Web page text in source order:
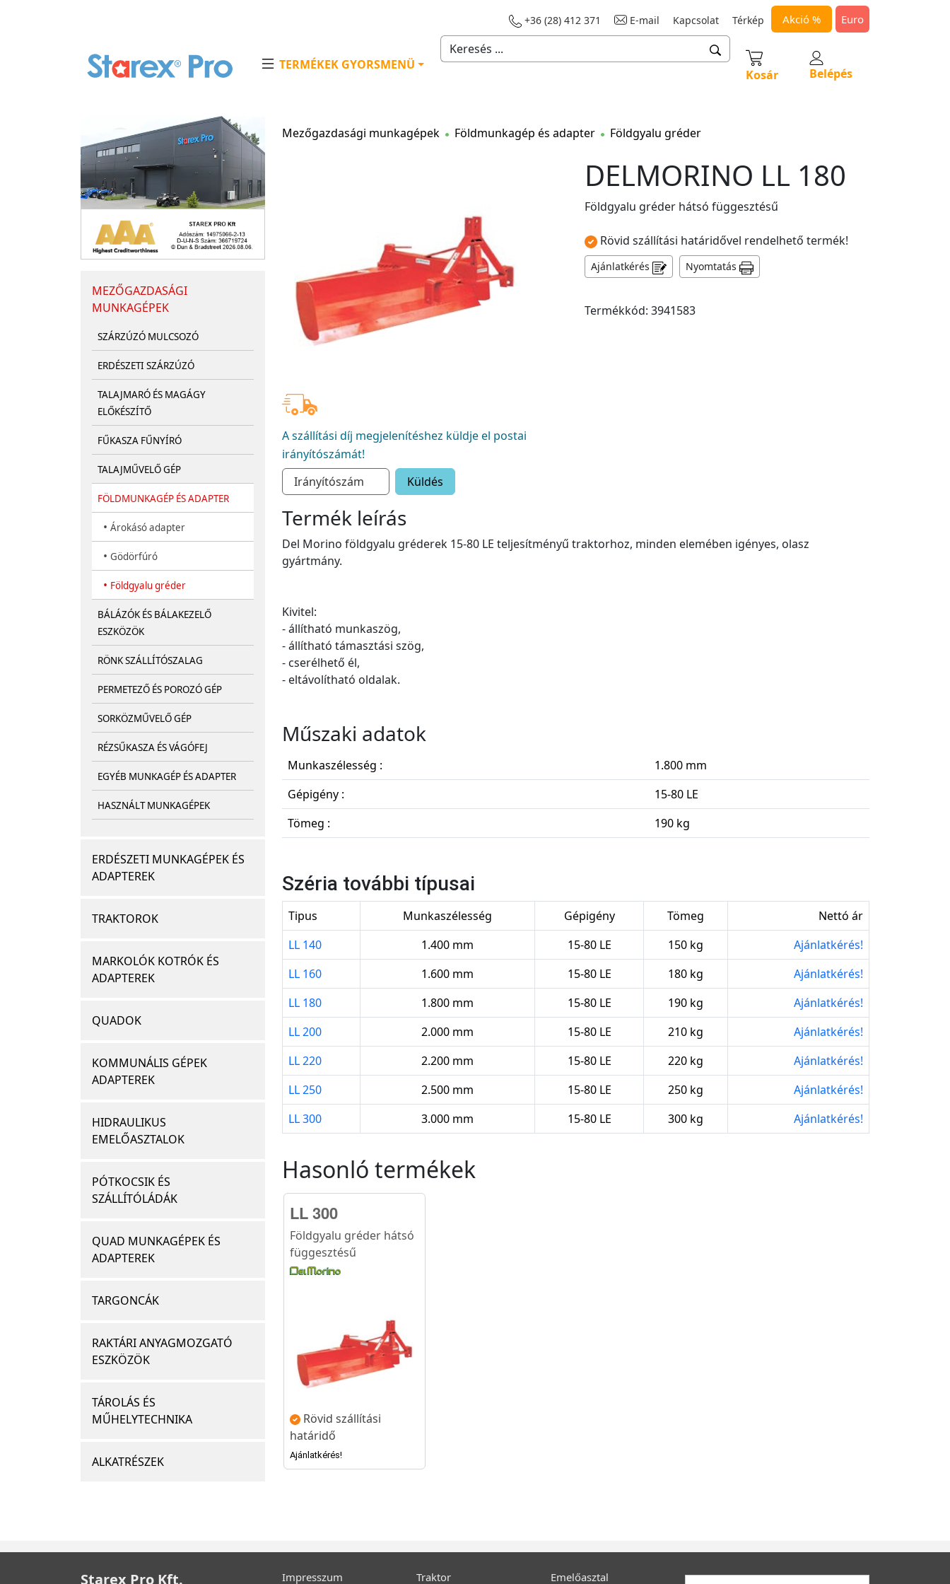
+36 (28) 412 371 E-mail Kapcsolat Térkép Akció % Euro
TERMÉKEK GYORSMENÜ
Kosár Belépés
MEZŐGAZDASÁGI
MUNKAGÉPEK
SZÁRZÚZÓ MULCSOZÓ
ERDÉSZETI SZÁRZÚZÓ
TALAJMARÓ ÉS MAGÁGY
ELŐKÉSZÍTŐ
FŰKASZA FŰNYÍRÓ
TALAJMŰVELŐ GÉP
FÖLDMUNKAGÉP ÉS ADAPTER
• Árokásó adapter
• Gödörfúró
• Földgyalu gréder
BÁLÁZÓK ÉS BÁLAKEZELŐ
ESZKÖZÖK
RÖNK SZÁLLÍTÓSZALAG
PERMETEZŐ ÉS POROZÓ GÉP
SORKÖZMŰVELŐ GÉP
RÉZSŰKASZA ÉS VÁGÓFEJ
EGYÉB MUNKAGÉP ÉS ADAPTER
HASZNÁLT MUNKAGÉPEK
ERDÉSZETI MUNKAGÉPEK ÉS
ADAPTEREK
TRAKTOROK
MARKOLÓK KOTRÓK ÉS
ADAPTEREK
QUADOK
KOMMUNÁLIS GÉPEK
ADAPTEREK
HIDRAULIKUS
EMELŐASZTALOK
PÓTKOCSIK ÉS
SZÁLLÍTÓLÁDÁK
QUAD MUNKAGÉPEK ÉS
ADAPTEREK
TARGONCÁK
RAKTÁRI ANYAGMOZGATÓ
ESZKÖZÖK
TÁROLÁS ÉS
MŰHELYTECHNIKA
ALKATRÉSZEK
Mezőgazdasági munkagépek Földmunkagép és adapter Földgyalu gréder
A szállítási díj megjelenítéshez küldje el postai
irányítószámát!
Küldés
DELMORINO LL 180
Földgyalu gréder hátsó függesztésű
Rövid szállítási határidővel rendelhető termék!
Ajánlatkérés Nyomtatás
Termékkód: 3941583
Termék leírás
Del Morino földgyalu gréderek 15-80 LE teljesítményű traktorhoz, minden elemében igényes, olasz
gyártmány.
Kivitel:
- állítható munkaszög,
- állítható támasztási szög,
- cserélhető él,
- eltávolítható oldalak.
Műszaki adatok
Munkaszélesség :
1.800 mm
Gépigény :
15-80 LE
Tömeg :
190 kg
Széria további típusai
Tipus Munkaszélesség Gépigény Tömeg
Nettó ár
LL 140
1.400 mm 15-80 LE 150 kg
Ajánlatkérés!
LL 160
1.600 mm 15-80 LE 180 kg
Ajánlatkérés!
LL 180
1.800 mm 15-80 LE 190 kg
Ajánlatkérés!
LL 200
2.000 mm 15-80 LE 210 kg
Ajánlatkérés!
LL 220
2.200 mm 15-80 LE 220 kg
Ajánlatkérés!
LL 250
2.500 mm 15-80 LE 250 kg
Ajánlatkérés!
LL 300
3.000 mm 15-80 LE 300 kg Ajánlatkérés!
Hasonló termékek
LL 300
Földgyalu gréder hátsó
függesztésű
Rövid szállítási
határidő
Ajánlatkérés!
Starex Pro Kft. Impresszum Traktor Emelőasztal